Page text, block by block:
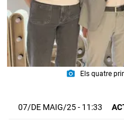
photo_camera Els quatre
07/DE MAIG/25- 11:33